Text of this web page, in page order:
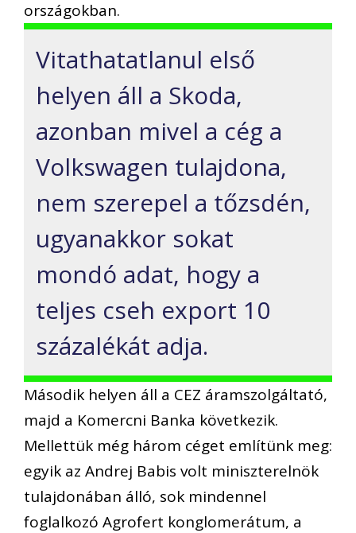
országokban.
Vitathatatlanul első
helyen áll a Skoda,
azonban mivel a cég a
Volkswagen tulajdona,
nem szerepel a tőzsdén,
ugyanakkor sokat
mondó adat, hogy a
teljes cseh export 10
százalékát adja.
Második helyen áll a CEZ áramszolgáltató,
majd a Komercni Banka következik.
Mellettük még három céget említünk meg:
egyik az Andrej Babis volt miniszterelnök
tulajdonában álló, sok mindennel
foglalkozó Agrofert konglomerátum, a